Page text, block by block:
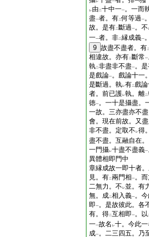
レ 一
レ由 二十中一一。一而
盡一者。有二何等過一
故。是有二 斷過一。不
一一者。非二縁成義一
9 故盡不盡者。有
相違故。亦有二 斷常一
執二非盡非不盡一。
是戲論一。戲論十一
是斷過。執レ有二戲
者。前已護レ執。離二
徳一。一十是攝盡。
一故。三亦盡亦不
會。現在前故。又
非不盡。定取不 レ得
盡不盡。互融自在
一門攝レ十盡不盡義一
異體相即門中
章縁成故一即十者
見。有二兩門相一。
二無力。不 レ並。有
無。成二相入義一。
即一。是故彼此。各
有。得二互相即一。以
一一故名 レ十。今此
成一。二三四五。乃